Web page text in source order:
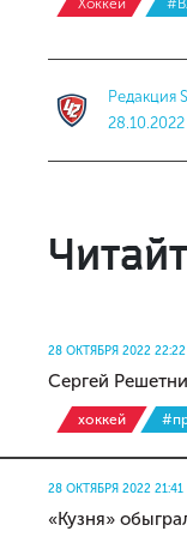
Хоккей
Редакция
28.10.2022
28 ОКТЯБРЯ 2022 22:22
Сергей
хоккей
28 ОКТЯБРЯ 2022 21:41
«Кузня»